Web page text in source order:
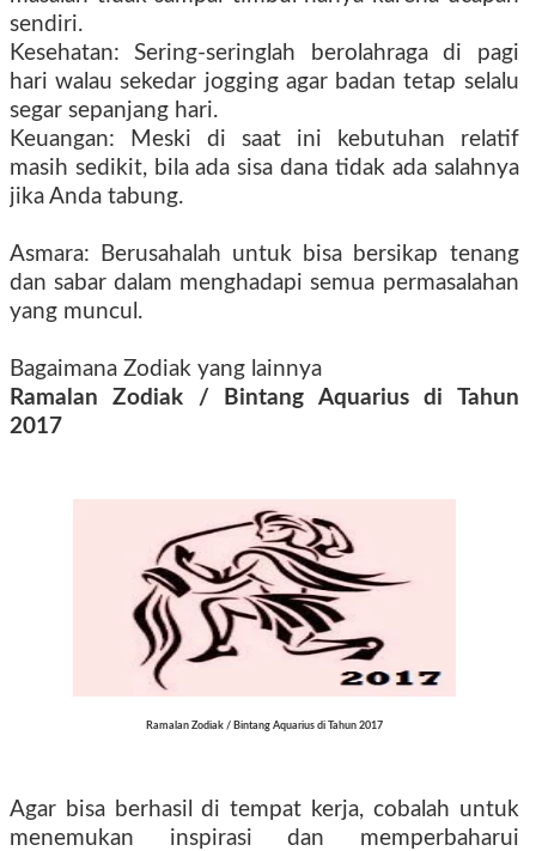
sendiri.
Kesehatan: Sering-seringlah berolahraga di pagi
hari walau sekedar jogging agar badan tetap selalu
segar sepanjang hari.
Keuangan: Meski di saat ini kebutuhan relatif
masih sedikit, bila ada sisa dana tidak ada salahnya
jika Anda tabung.
Asmara: Berusahalah untuk bisa bersikap tenang
dan sabar dalam menghadapi semua permasalahan
yang muncul.
Bagaimana Zodiak yang lainnya
Ramalan Zodiak / Bintang Aquarius di Tahun
2017
Ramalan Zodiak / Bintang Aquarius di Tahun 2017
Agar bisa berhasil di tempat kerja, cobalah untuk
menemukan inspirasi dan memperbaharui